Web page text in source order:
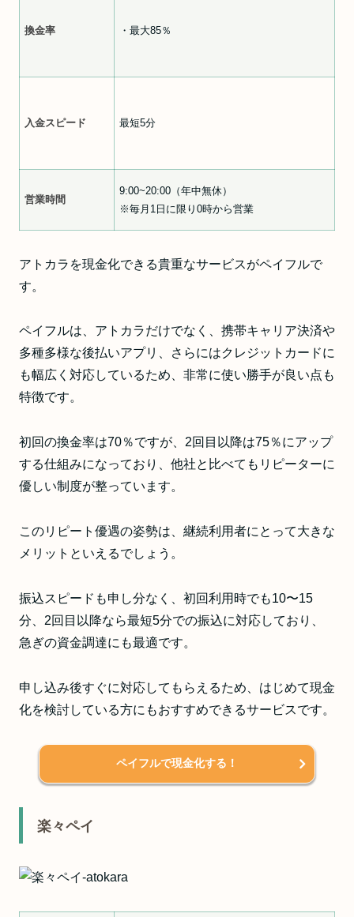
換金率 ・最大85％
入金スピード 最短5分
営業時間
9:00~20:00（年中無休）
※毎月1日に限り0時から営業
アトカラを現金化できる貴重なサービスがペイフルで
す。
ペイフルは、アトカラだけでなく、携帯キャリア決済や
多種多様な後払いアプリ、さらにはクレジットカードに
も幅広く対応しているため、非常に使い勝手が良い点も
特徴です。
初回の換金率は70％ですが、2回目以降は75％にアップ
する仕組みになっており、他社と比べてもリピーターに
優しい制度が整っています。
このリピート優遇の姿勢は、継続利用者にとって大きな
メリットといえるでしょう。
振込スピードも申し分なく、初回利用時でも10〜15
分、2回目以降なら最短5分での振込に対応しており、
急ぎの資金調達にも最適です。
申し込み後すぐに対応してもらえるため、はじめて現金
化を検討している方にもおすすめできるサービスです。
ペイフルで現金化する！
楽々ペイ